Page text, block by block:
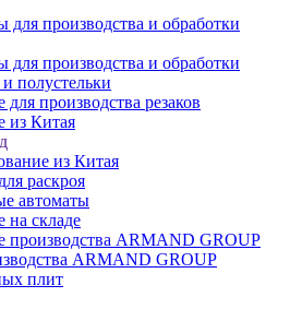
производства и обработки
производства и обработки
и полустельки
производства резаков
из Китая
из Китая
раскроя
автоматы
на складе
производства ARMAND GROUP
ARMAND GROUP
плит